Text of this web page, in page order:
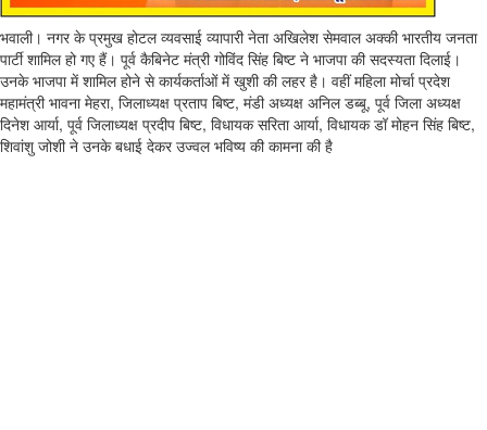
भवाली। नगर के प्रमुख होटल व्यवसाई व्यापारी नेता अखिलेश सेमवाल अक्की भारतीय जनता
पार्टी शामिल हो गए हैं। पूर्व कैबिनेट मंत्री गोविंद सिंह बिष्ट ने भाजपा की सदस्यता दिलाई।
उनके भाजपा में शामिल होने से कार्यकर्ताओं में खुशी की लहर है। वहीं महिला मोर्चा प्रदेश
महामंत्री भावना मेहरा, जिलाध्यक्ष प्रताप बिष्ट, मंडी अध्यक्ष अनिल डब्बू, पूर्व जिला अध्यक्ष
दिनेश आर्या, पूर्व जिलाध्यक्ष प्रदीप बिष्ट, विधायक सरिता आर्या, विधायक डॉ मोहन सिंह बिष्ट,
शिवांशु जोशी ने उनके बधाई देकर उज्वल भविष्य की कामना की है